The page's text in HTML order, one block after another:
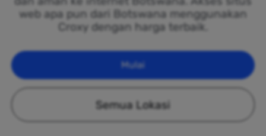
web apa pun dari Botswana menggunakan
Croxy dengan harga terbaik.
Mulai
Semua Lokasi